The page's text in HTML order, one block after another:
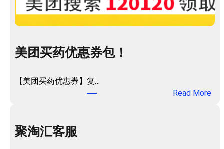
美团买药优惠券包！
【美团买药优惠券】复…
Read More：
聚淘汇客服